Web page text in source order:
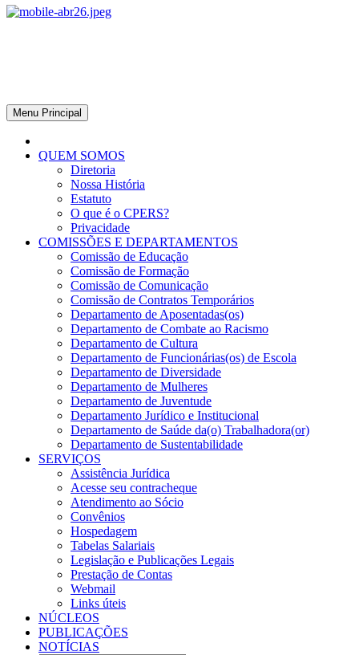
Menu Principal
QUEM SOMOS
Diretoria
Nossa História
Estatuto
O que é o CPERS?
Privacidade
COMISSÕES E DEPARTAMENTOS
Comissão de Educação
Comissão de Formação
Comissão de Comunicação
Comissão de Contratos Temporários
Departamento de Aposentadas(os)
Departamento de Combate ao Racismo
Departamento de Cultura
Departamento de Funcionárias(os) de Escola
Departamento de Diversidade
Departamento de Mulheres
Departamento de Juventude
Departamento Jurídico e Institucional
Departamento de Saúde da(o) Trabalhadora(or)
Departamento de Sustentabilidade
SERVIÇOS
Assistência Jurídica
Acesse seu contracheque
Atendimento ao Sócio
Convênios
Hospedagem
Tabelas Salariais
Legislação e Publicações Legais
Prestação de Contas
Webmail
Links úteis
NÚCLEOS
PUBLICAÇÕES
NOTÍCIAS